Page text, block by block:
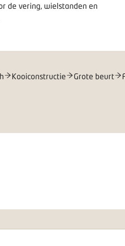
de vering, wielstanden en
Kooiconstructie Grote beurt